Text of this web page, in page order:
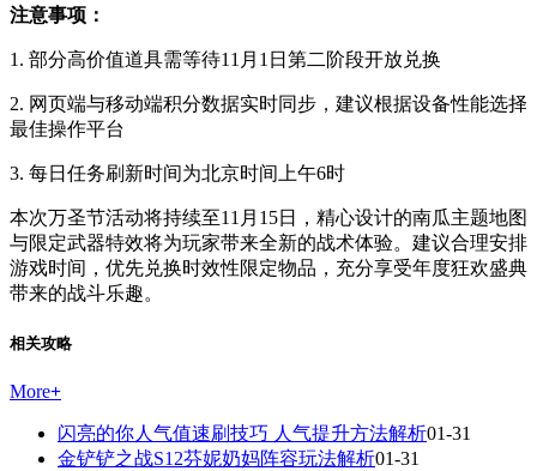
注意事项：
1. 部分高价值道具需等待11月1日第二阶段开放兑换
2. 网页端与移动端积分数据实时同步，建议根据设备性能选择
最佳操作平台
3. 每日任务刷新时间为北京时间上午6时
本次万圣节活动将持续至11月15日，精心设计的南瓜主题地图
与限定武器特效将为玩家带来全新的战术体验。建议合理安排
游戏时间，优先兑换时效性限定物品，充分享受年度狂欢盛典
带来的战斗乐趣。
相关攻略
More+
闪亮的你人气值速刷技巧 人气提升方法解析01-31
金铲铲之战S12芬妮奶妈阵容玩法解析01-31